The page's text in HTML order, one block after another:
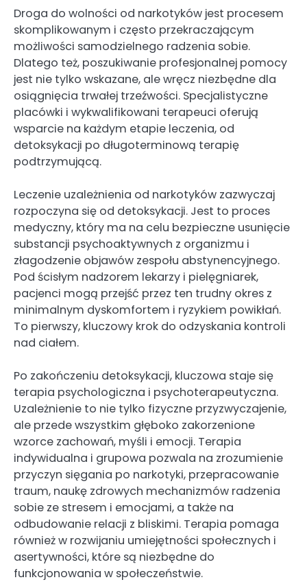
Droga do wolności od narkotyków jest procesem
skomplikowanym i często przekraczającym
możliwości samodzielnego radzenia sobie.
Dlatego też, poszukiwanie profesjonalnej pomocy
jest nie tylko wskazane, ale wręcz niezbędne dla
osiągnięcia trwałej trzeźwości. Specjalistyczne
placówki i wykwalifikowani terapeuci oferują
wsparcie na każdym etapie leczenia, od
detoksykacji po długoterminową terapię
podtrzymującą.
Leczenie uzależnienia od narkotyków zazwyczaj
rozpoczyna się od detoksykacji. Jest to proces
medyczny, który ma na celu bezpieczne usunięcie
substancji psychoaktywnych z organizmu i
złagodzenie objawów zespołu abstynencyjnego.
Pod ścisłym nadzorem lekarzy i pielęgniarek,
pacjenci mogą przejść przez ten trudny okres z
minimalnym dyskomfortem i ryzykiem powikłań.
To pierwszy, kluczowy krok do odzyskania kontroli
nad ciałem.
Po zakończeniu detoksykacji, kluczowa staje się
terapia psychologiczna i psychoterapeutyczna.
Uzależnienie to nie tylko fizyczne przyzwyczajenie,
ale przede wszystkim głęboko zakorzenione
wzorce zachowań, myśli i emocji. Terapia
indywidualna i grupowa pozwala na zrozumienie
przyczyn sięgania po narkotyki, przepracowanie
traum, naukę zdrowych mechanizmów radzenia
sobie ze stresem i emocjami, a także na
odbudowanie relacji z bliskimi. Terapia pomaga
również w rozwijaniu umiejętności społecznych i
asertywności, które są niezbędne do
funkcjonowania w społeczeństwie.